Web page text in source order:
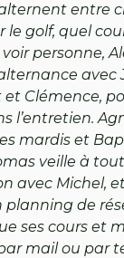
entre
le golf, quel
personne,
avec
et Clémence,
l’entretien.
mardis et
veille à
avec Michel,
planning de
ses cours et
mail ou par
tous pour ces
retrouver
informés
N'hésitez
pour voir les
téléphonique
02 40 98 58